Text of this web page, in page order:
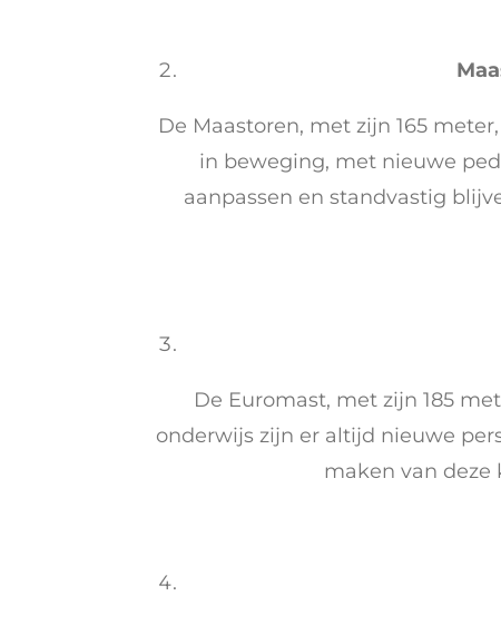
De Maastoren, met zijn 165
in beweging, met nieuwe
aanpassen en standvastig
De Euromast, met zijn 185
onderwijs zijn er altijd nieuwe
maken van deze